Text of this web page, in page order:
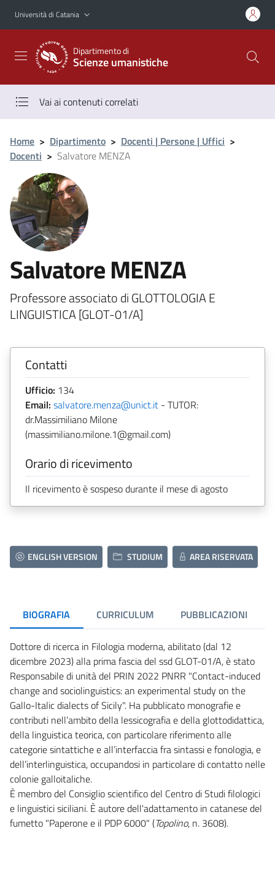
Vai al contenuto principale
Vai al menu di navigazione
Università di Catania
Dipartimento di
Scienze umanistiche
Vai ai contenuti correlati
Home > Dipartimento > Docenti | Persone | Uffici >
Docenti > Salvatore MENZA
Salvatore MENZA
Professore associato di GLOTTOLOGIA E
LINGUISTICA [GLOT-01/A]
Contatti
Ufficio: 134
Email: salvatore.menza@unict.it - TUTOR:
dr.Massimiliano Milone
(massimiliano.milone.1@gmail.com)
Orario di ricevimento
Il ricevimento è sospeso durante il mese di agosto
ENGLISH VERSION STUDIUM AREA RISERVATA
BIOGRAFIA CURRICULUM PUBBLICAZIONI
Dottore di ricerca in Filologia moderna, abilitato (dal 12
dicembre 2023) alla prima fascia del ssd GLOT-01/A, è stato
Responsabile di unità del PRIN 2022 PNRR "Contact-induced
change and sociolinguistics: an experimental study on the
Gallo-Italic dialects of Sicily". Ha pubblicato monografie e
contributi nell’ambito della lessicografia e della glottodidattica,
della linguistica teorica, con particolare riferimento alle
categorie sintattiche e all’interfaccia fra sintassi e fonologia, e
dell’interlinguistica, occupandosi in particolare di contatto nelle
colonie galloitaliche.
È membro del Consiglio scientifico del Centro di Studi filologici
e linguistici siciliani. È autore dell'adattamento in catanese del
fumetto "Paperone e il PDP 6000" (Topolino, n. 3608).